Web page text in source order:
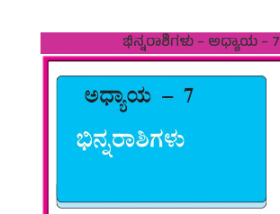
ಭಿನ್ನರಾಶಿಗಳು – ಅಧ್ಯಾಯ – 7